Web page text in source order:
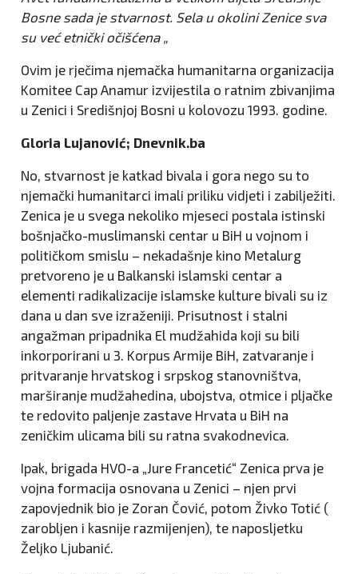
Bosne sada je stvarnost. Sela u okolini Zenice sva
su već etnički očišćena „
Ovim je rječima njemačka humanitarna organizacija
Komitee Cap Anamur izvijestila o ratnim zbivanjima
u Zenici i Središnjoj Bosni u kolovozu 1993. godine.
Gloria Lujanović; Dnevnik.ba
No, stvarnost je katkad bivala i gora nego su to
njemački humanitarci imali priliku vidjeti i zabilježiti.
Zenica je u svega nekoliko mjeseci postala istinski
bošnjačko-muslimanski centar u BiH u vojnom i
političkom smislu – nekadašnje kino Metalurg
pretvoreno je u Balkanski islamski centar a
elementi radikalizacije islamske kulture bivali su iz
dana u dan sve izraženiji. Prisutnost i stalni
angažman pripadnika El mudžahida koji su bili
inkorporirani u 3. Korpus Armije BiH, zatvaranje i
pritvaranje hrvatskog i srpskog stanovništva,
marširanje mudžahedina, ubojstva, otmice i pljačke
te redovito paljenje zastave Hrvata u BiH na
zeničkim ulicama bili su ratna svakodnevica.
Ipak, brigada HVO-a „Jure Francetić“ Zenica prva je
vojna formacija osnovana u Zenici – njen prvi
zapovjednik bio je Zoran Čović, potom Živko Totić (
zarobljen i kasnije razmijenjen), te naposljetku
Željko Ljubanić.